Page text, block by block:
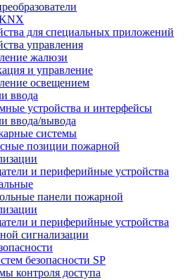
для специальных приложений
управления
жалюзи
и управление
освещением
ввода
устройства и интерфейсы
ввода/вывода
системы
позиции пожарной
и периферийные устройства
панели пожарной
и периферийные устройства
сигнализации
безопасности SP
контроля доступа